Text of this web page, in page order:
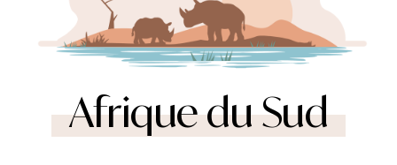
Afrique du Sud